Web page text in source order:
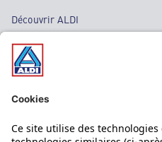
Découvrir ALDI
Nos bons plans
Nos rayons
Nos marques
Nos astuces